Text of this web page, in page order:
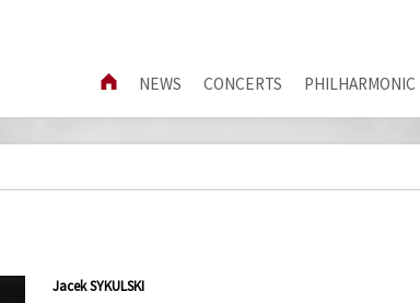
NEWS CONCERTS PHILHARMONIC
Jacek SYKULSKI